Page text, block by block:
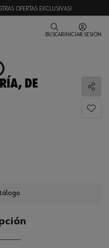
OFERTAS EXCLUSIVAS!
BUSCAR INICIAR SESIÓN
DE